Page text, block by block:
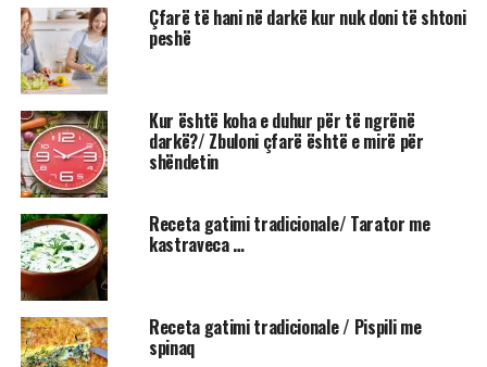
Çfarë të hani në darkë kur nuk doni të shtoni
peshë
Kur është koha e duhur për të ngrënë
darkë?/ Zbuloni çfarë është e mirë për
shëndetin
Receta gatimi tradicionale/ Tarator me
kastraveca …
Receta gatimi tradicionale / Pispili me
spinaq